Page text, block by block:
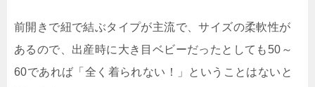
前開きで紐で結ぶタイプが主流で、サイズの柔軟性が
あるので、出産時に大き目ベビーだったとしても50～
60であれば「全く着られない！」ということはないと